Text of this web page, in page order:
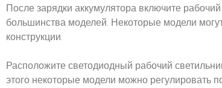
После зарядки аккумулятора включите
большинства моделей. Некоторые модели
конструкции.
Расположите светодиодный рабочий
этого некоторые модели можно регулировать